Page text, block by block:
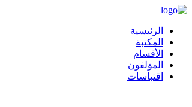
الرئيسية
المكتبة
الأقسام
المؤلفون
اقتباسات